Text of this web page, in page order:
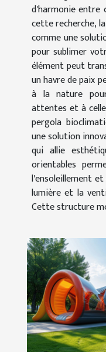
d'harmonie
cette recherche,
comme une
pour sublimer
élément peut
un havre de paix
à la nature
attentes et à
pergola
une solution
qui allie
orientables
l'ensoleillement
lumière et la
Cette structure